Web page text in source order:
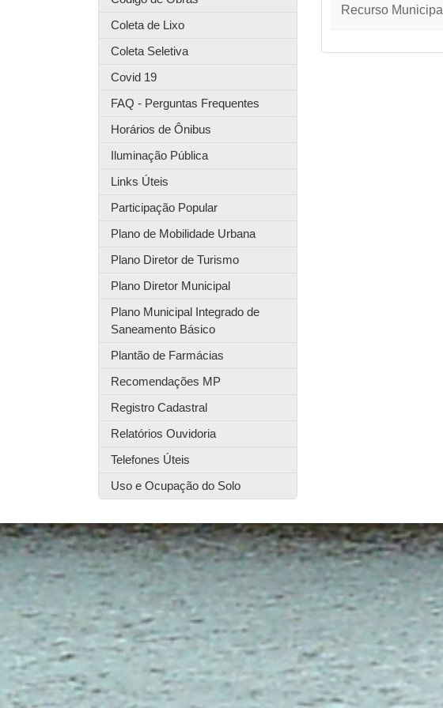
Coleta de Lixo
Coleta Seletiva
Covid 19
FAQ - Perguntas Frequentes
Horários de Ônibus
Iluminação Pública
Links Úteis
Participação Popular
Plano de Mobilidade Urbana
Plano Diretor de Turismo
Plano Diretor Municipal
Plano Municipal Integrado de
Saneamento Básico
Plantão de Farmácias
Recomendações MP
Registro Cadastral
Relatórios Ouvidoria
Telefones Úteis
Uso e Ocupação do Solo
Recurso Municipal